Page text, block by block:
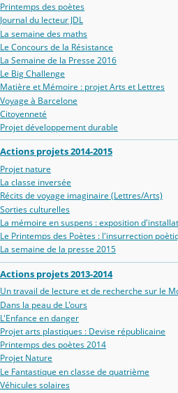
Printemps des poètes
Journal du lecteur JDL
La semaine des maths
Le Concours de la Résistance
La Semaine de la Presse 2016
Le Big Challenge
Matière et Mémoire : projet Arts et Lettres
Voyage à Barcelone
Citoyenneté
Projet développement durable
Actions projets 2014-2015
Projet nature
La classe inversée
Récits de voyage imaginaire (Lettres/Arts)
Sorties culturelles
La mémoire en suspens : exposition
Le Printemps des Poètes : l'insurrection
La semaine de la presse 2015
Actions projets 2013-2014
Un travail de lecture et de recherche sur le
Dans la peau de L'ours
L'Enfance en danger
Projet arts plastiques : Devise républicaine
Printemps des poètes 2014
Projet Nature
Le Fantastique en classe de quatrième
Véhicules solaires